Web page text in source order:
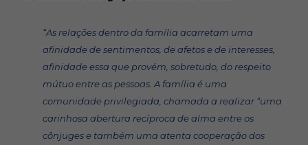
“As relações dentro da família acarretam uma
afinidade de sentimentos, de afetos e de interesses,
afinidade essa que provém, sobretudo, do respeito
mútuo entre as pessoas. A família é uma
comunidade privilegiada, chamada a realizar “uma
carinhosa abertura recíproca de alma entre os
cônjuges e também uma atenta cooperação dos